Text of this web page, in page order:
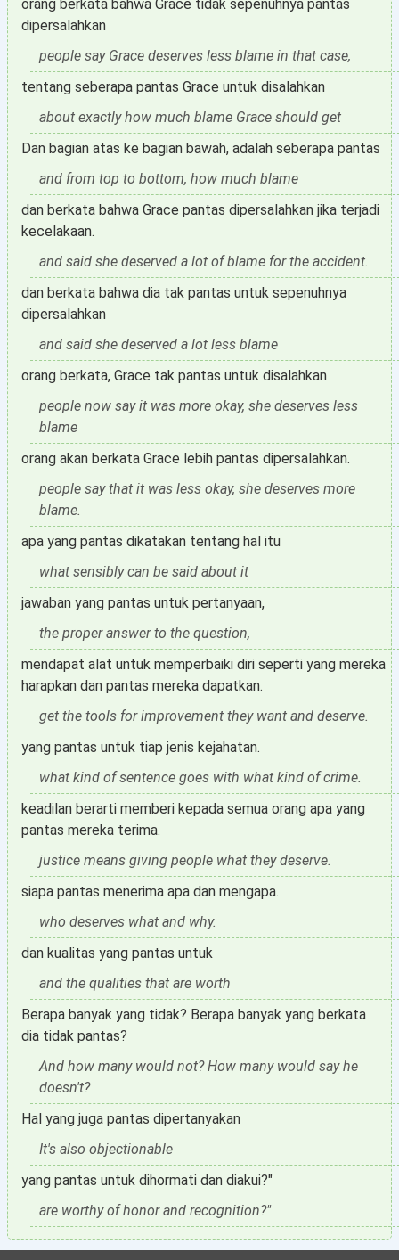
orang berkata bahwa Grace tidak sepenuhnya pantas
dipersalahkan
people say Grace deserves less blame in that case,
tentang seberapa pantas Grace untuk disalahkan
about exactly how much blame Grace should get
Dan bagian atas ke bagian bawah, adalah seberapa pantas
and from top to bottom, how much blame
dan berkata bahwa Grace pantas dipersalahkan jika terjadi
kecelakaan.
and said she deserved a lot of blame for the accident.
dan berkata bahwa dia tak pantas untuk sepenuhnya
dipersalahkan
and said she deserved a lot less blame
orang berkata, Grace tak pantas untuk disalahkan
people now say it was more okay, she deserves less
blame
orang akan berkata Grace lebih pantas dipersalahkan.
people say that it was less okay, she deserves more
blame.
apa yang pantas dikatakan tentang hal itu
what sensibly can be said about it
jawaban yang pantas untuk pertanyaan,
the proper answer to the question,
mendapat alat untuk memperbaiki diri seperti yang mereka
harapkan dan pantas mereka dapatkan.
get the tools for improvement they want and deserve.
yang pantas untuk tiap jenis kejahatan.
what kind of sentence goes with what kind of crime.
keadilan berarti memberi kepada semua orang apa yang
pantas mereka terima.
justice means giving people what they deserve.
siapa pantas menerima apa dan mengapa.
who deserves what and why.
dan kualitas yang pantas untuk
and the qualities that are worth
Berapa banyak yang tidak? Berapa banyak yang berkata
dia tidak pantas?
And how many would not? How many would say he
doesn't?
Hal yang juga pantas dipertanyakan
It's also objectionable
yang pantas untuk dihormati dan diakui?"
are worthy of honor and recognition?"